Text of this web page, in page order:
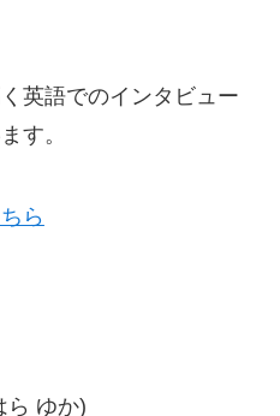
英語でのインタビュー
す。
ら
ら ゆか)